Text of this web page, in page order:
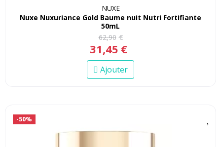
NUXE
Nuxe Nuxuriance Gold Baume nuit Nutri Fortifiante
50mL
62,90 €
31,45 €
Ajouter
-50%